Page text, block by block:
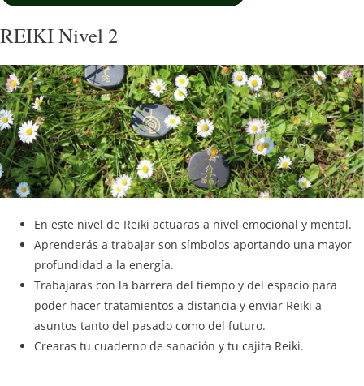
REIKI Nivel 2
En este nivel de Reiki actuaras a nivel emocional y mental.
Aprenderás a trabajar son símbolos aportando una mayor
profundidad a la energía.
Trabajaras con la barrera del tiempo y del espacio para
poder hacer tratamientos a distancia y enviar Reiki a
asuntos tanto del pasado como del futuro.
Crearas tu cuaderno de sanación y tu cajita Reiki.